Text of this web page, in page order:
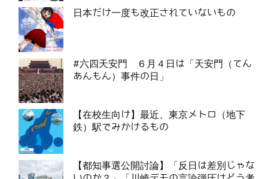
日本だけ一度も改正されていないもの
#六四天安門 ６月４日は「天安門（てん
あんもん）事件の日」
【在校生向け】最近、東京メトロ（地下
鉄）駅でみかけるもの
【都知事選公開討論】「反日は差別じゃな